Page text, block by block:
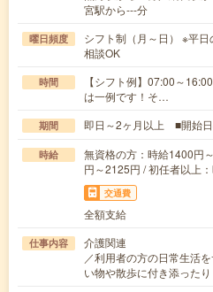
宮駅から---分
曜日頻度
シフト制（月～日） ※平
相談OK
時間
【シフト例】07:00～
は一例です！そ…
期間 即日～2ヶ月以上 ■開始日
時給
無資格の方：時給1400円
円～2125円 / 初任者以上
交通費
全額支給
仕事内容
介護関連
／利用者の方の日常生活
い物や散歩に付き添った